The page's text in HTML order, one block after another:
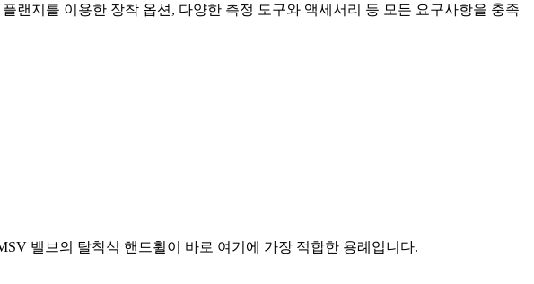
랜지를 이용한 장착 옵션, 다양한 측정 도구와 액세서리 등 모든 요구사항을 충족
밸브의 탈착식 핸드휠이 바로 여기에 가장 적합한 용례입니다.